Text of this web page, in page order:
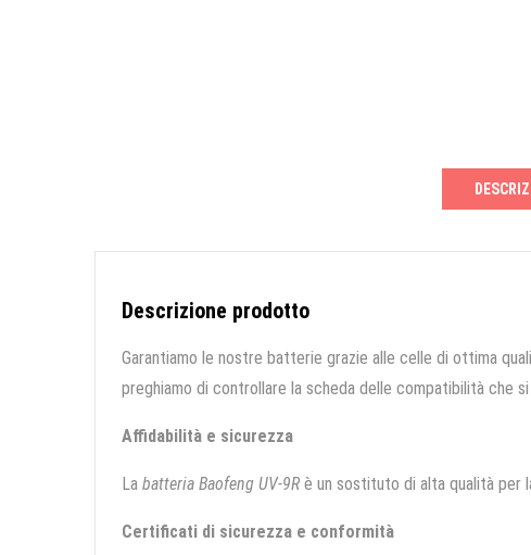
Descrizione prodotto
Garantiamo le nostre batterie grazie alle celle di ottima
preghiamo di controllare la scheda delle compatibilità che
Affidabilità e sicurezza
La batteria Baofeng UV-9R è un sostituto di alta qualità per
Certificati di sicurezza e conformità